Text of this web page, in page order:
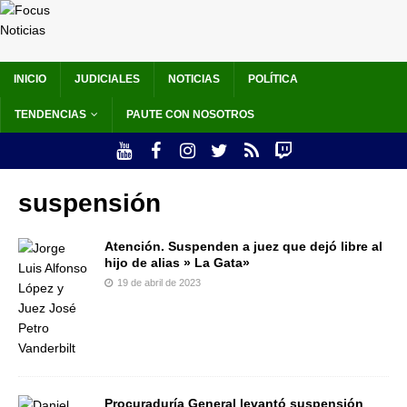
INICIO JUDICIALES NOTICIAS POLÍTICA
TENDENCIAS PAUTE CON NOSOTROS
suspensión
Atención. Suspenden a juez que dejó libre al
hijo de alias » La Gata»
19 de abril de 2023
Procuraduría General levantó suspensión